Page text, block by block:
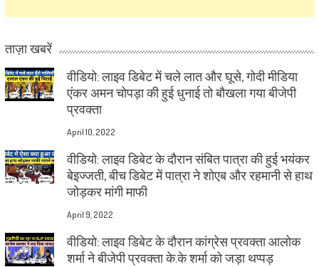
ताज़ा खबरें
वीडियो: लाइव डिबेट में चले लात और घूसे, गोदी मीडिया
एंकर अमन चोपड़ा की हुई धुनाई तो बौखला गया बीजेपी
प्रवक्ता
April 10, 2022
वीडियो: लाइव डिबेट के दौरान संबित पात्रा की हुई भयंकर
बेइज्जती, बीच डिबेट में पात्रा ने शोएब और रहमानी से हाथ
जोड़कर मांगी माफी
April 9, 2022
वीडियो: लाइव डिबेट के दौरान कांग्रेस प्रवक्ता आलोक
शर्मा ने बीजेपी प्रवक्ता के.के शर्मा को जड़ा थप्पड़